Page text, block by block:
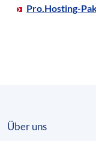
Pro.Hosting-
Über uns